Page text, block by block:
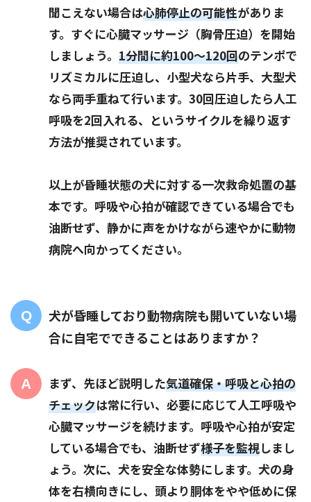
聞こえない場合は心肺停止の可能性がありま
す。すぐに心臓マッサージ（胸骨圧迫）を開始
しましょう。 1分間に約100～120回のテンポで
リズミカルに圧迫し、小型犬なら片手、大型犬
なら両手重ねて行います。30回圧迫したら人工
呼吸を2回入れる、というサイクルを繰り返す
方法が推奨されています。
以上が昏睡状態の犬に対する一次救命処置の基
本です。呼吸や心拍が確認できている場合でも
油断せず、静かに声をかけながら速やかに動物
病院へ向かってください。
犬が昏睡しており動物病院も開いていない場
合に自宅でできることはありますか？
まず、先ほど説明した気道確保・呼吸と心拍の
チェックは常に行い、必要に応じて人工呼吸や
心臓マッサージを続けます。呼吸や心拍が安定
している場合でも、油断せず様子を監視しまし
ょう。次に、犬を安全な体勢にします。犬の身
体を右横向きにし、頭より胴体をやや低めに保